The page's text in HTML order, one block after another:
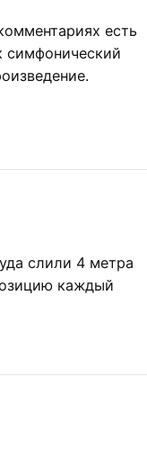
есть
симфонический
слили 4 метра
каждый